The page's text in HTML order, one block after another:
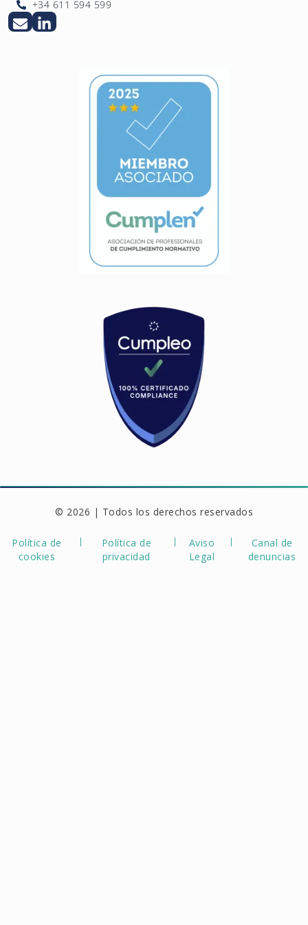
+34 611 594 599
© 2026 | Todos los derechos reservados
Política de
cookies
Política de
privacidad
Aviso
Legal
Canal de
denuncias